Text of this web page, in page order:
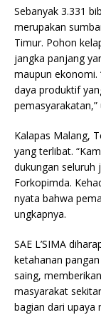
Sebanyak 3.331
merupakan
Timur. Pohon
jangka panjang
maupun ekonomi.
daya produktif
Kalapas Malang,
yang terlibat.
dukungan seluruh
Forkopimda.
nyata bahwa
ungkapnya.
SAE L’SIMA
ketahanan
saing,
masyarakat
bagian dari upaya